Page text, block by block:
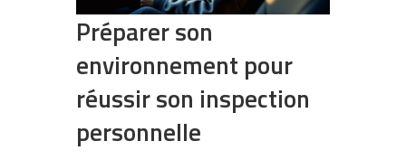
Préparer son
environnement pour
réussir son inspection
personnelle